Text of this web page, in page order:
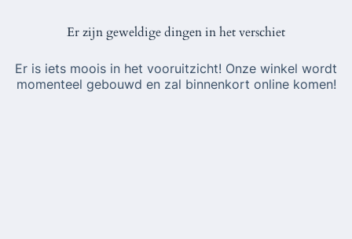
Er zijn geweldige dingen in het verschiet
Er is iets moois in het vooruitzicht! Onze winkel wordt
momenteel gebouwd en zal binnenkort online komen!